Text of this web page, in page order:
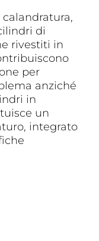
di
rivestiti in
per
anziché
in
un
integrato